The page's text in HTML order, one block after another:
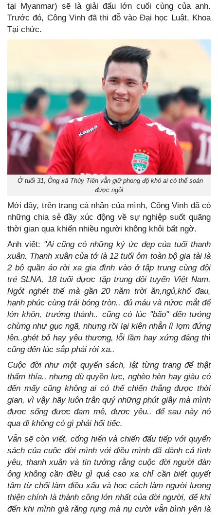
tại Myanmar) sẽ là giải đấu lớn cuối cùng của anh.
Trước đó, Công Vinh đã thi đỗ vào Đại học Luật, Khoa
Tại chức.
Ở tuổi 31, Ông xã Thủy Tiên vẫn giữ phong độ khó ai có thể soán
được ngôi
Mới đây, trên trang cá nhân của mình, Công Vinh đã có
những chia sẻ đầy xúc động về sự nghiệp suốt quãng
thời gian qua khiến nhiều người không khỏi bất ngờ.
Anh viết: "Ai cũng có những ký ức đẹp của tuổi thanh
xuân. Thanh xuân của tớ là 12 tuổi ôm toàn bộ gia tài là
2 bộ quần áo rời xa gia đình vào ở tập trung cùng đội
trẻ SLNA, 18 tuổi đựơc tập trung đội tuyển Việt Nam.
Ngót nghét thế mà gần 20 năm trời ăn,ngủ,khổ đau,
hạnh phúc cùng trái bóng tròn.. đủ máu và nứơc mắt để
lớn khôn, trưởng thành.. cũng có lúc "bão" đến tưởng
chừng như gục ngã, nhưng rồi lại kiên nhẫn lì lợm đứng
lên..ghét bỏ hay yêu thương, lỗi lầm hay xứng đáng thì
cũng đến lúc sắp phải rời xa..
Cuộc đời như một quyển sách, lật từng trang để thật
thấm thía.. nhưng dù quyền lực, nghèo hèn hay giàu có
đến mấy cũng không ai có thể chiến thắng được thời
gian, vì vậy hãy luôn trân quý những phút giây mà mình
đựơc sống đựơc đam mê, đựơc yêu.. để sau này nó
qua đi không có gì phải hối tiếc.
Vẫn sẽ còn viết, cống hiến và chiến đấu tiếp với quyển
sách của cuộc đời mình với điều mình đã dành cả tình
yêu, thanh xuân và tin tưởng rằng cuộc đời người đàn
ông không cần điều gì quá cao xa chỉ cần biết quyết
tâm từ chối làm điều xấu và học cách làm người lương
thiện chính là thành công lớn nhất của đời người, để khi
đến khi mình già răng rụng mà nụ cười vẫn bình yên là